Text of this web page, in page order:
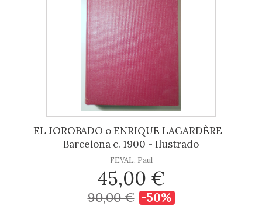
EL JOROBADO o ENRIQUE LAGARDÈRE -
Barcelona c. 1900 - Ilustrado
FEVAL, Paul
45,00 €
90,00 € -50%